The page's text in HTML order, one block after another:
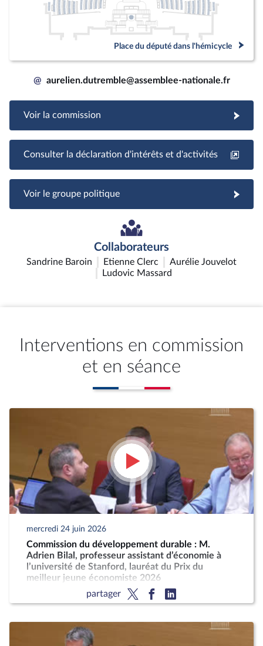
Place du député dans l'hémicycle
@ aurelien.dutremble@assemblee-nationale.fr
Voir la commission
Consulter la déclaration d'intérêts et d'activités
Voir le groupe politique
Collaborateurs
Sandrine Baroin Etienne Clerc
Aurélie Jouvelot
Ludovic Massard
Interventions en commission
et en séance
mercredi 24 juin 2026
Commission du développement durable : M.
Adrien Bilal, professeur assistant d’économie à
l’université de Stanford, lauréat du Prix du
meilleur jeune économiste 2026
partager